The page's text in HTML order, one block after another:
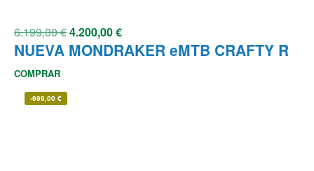
6.199,00€4.200,00€
NUEVA MONDRAKER eMTB CRAFTY R
COMPRAR
-699,00 €